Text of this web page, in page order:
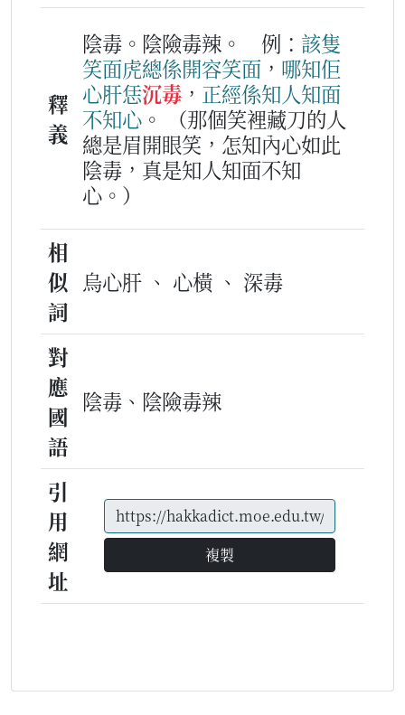
釋
義
陰毒。陰險毒辣。 例： 該隻
笑面虎總係開容笑面 ， 哪知佢
心肝恁沉毒 ， 正經係知人知面
不知心 。
（那個笑裡藏刀的人
總是眉開眼笑，怎知內心如此
陰毒，真是知人知面不知
心。）
相
似
詞
烏心肝 、 心橫 、 深毒
對
應
國
語
陰毒、陰險毒辣
引
用
網
址
複製